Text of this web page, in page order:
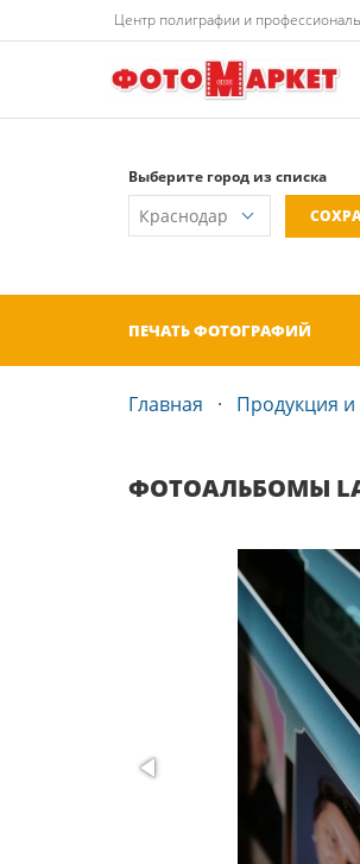
Центр полиграфии и
Выберите город из списка
ПЕЧАТЬ ФОТОГРАФИЙ
Главная Продукция
ФОТОАЛЬБОМЫ